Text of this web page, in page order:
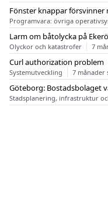
Fönster knappar försvinner
Programvara: övriga
Larm om båtolycka på
Olyckor och katastrofer 7
Curl authorization problem
Systemutveckling 7 månader
Stadsplanering, infrastruktur